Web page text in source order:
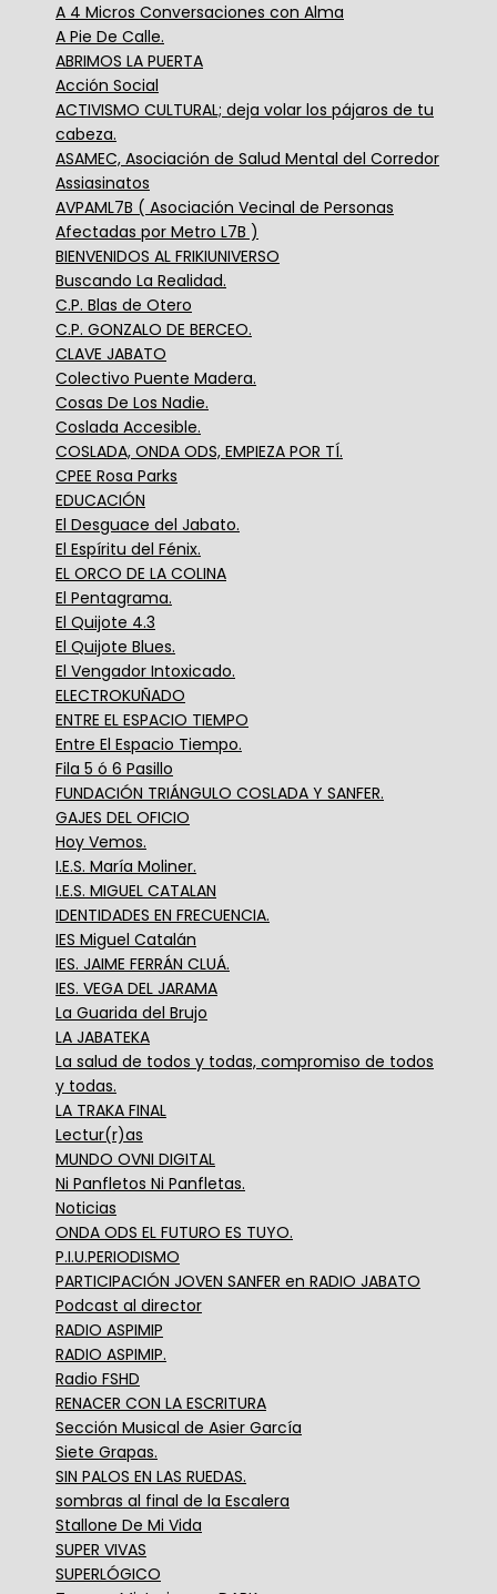
A 4 Micros Conversaciones con Alma
A Pie De Calle.
ABRIMOS LA PUERTA
Acción Social
ACTIVISMO CULTURAL; deja volar los pájaros de tu
cabeza.
ASAMEC, Asociación de Salud Mental del Corredor
Assiasinatos
AVPAML7B ( Asociación Vecinal de Personas
Afectadas por Metro L7B )
BIENVENIDOS AL FRIKIUNIVERSO
Buscando La Realidad.
C.P. Blas de Otero
C.P. GONZALO DE BERCEO.
CLAVE JABATO
Colectivo Puente Madera.
Cosas De Los Nadie.
Coslada Accesible.
COSLADA, ONDA ODS, EMPIEZA POR TÍ.
CPEE Rosa Parks
EDUCACIÓN
El Desguace del Jabato.
El Espíritu del Fénix.
EL ORCO DE LA COLINA
El Pentagrama.
El Quijote 4.3
El Quijote Blues.
El Vengador Intoxicado.
ELECTROKUÑADO
ENTRE EL ESPACIO TIEMPO
Entre El Espacio Tiempo.
Fila 5 ó 6 Pasillo
FUNDACIÓN TRIÁNGULO COSLADA Y SANFER.
GAJES DEL OFICIO
Hoy Vemos.
I.E.S. María Moliner.
I.E.S. MIGUEL CATALAN
IDENTIDADES EN FRECUENCIA.
IES Miguel Catalán
IES. JAIME FERRÁN CLUÁ.
IES. VEGA DEL JARAMA
La Guarida del Brujo
LA JABATEKA
La salud de todos y todas, compromiso de todos
y todas.
LA TRAKA FINAL
Lectur(r)as
MUNDO OVNI DIGITAL
Ni Panfletos Ni Panfletas.
Noticias
ONDA ODS EL FUTURO ES TUYO.
P.I.U.PERIODISMO
PARTICIPACIÓN JOVEN SANFER en RADIO JABATO
Podcast al director
RADIO ASPIMIP
RADIO ASPIMIP.
Radio FSHD
RENACER CON LA ESCRITURA
Sección Musical de Asier García
Siete Grapas.
SIN PALOS EN LAS RUEDAS.
sombras al final de la Escalera
Stallone De Mi Vida
SUPER VIVAS
SUPERLÓGICO